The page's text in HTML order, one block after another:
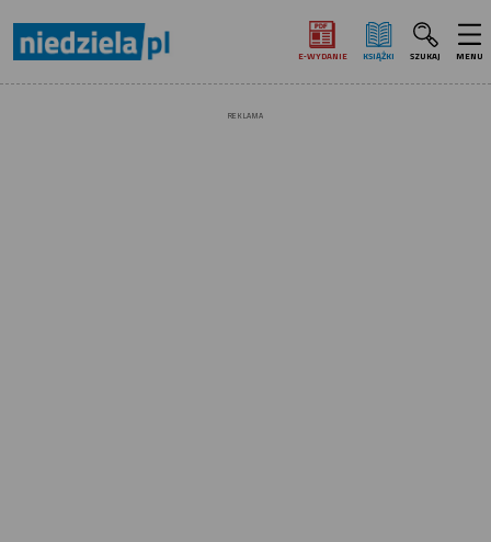
E‑WYDANIE KSIĄŻKI SZUKAJ MENU
REKLAMA